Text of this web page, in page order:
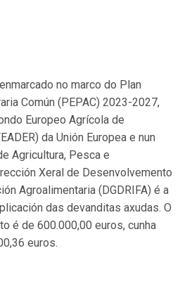
no marco do Plan
Común (PEPAC) 2023-2027,
Europeo Agrícola de
da Unión Europea e nun
Agricultura, Pesca e
Xeral de Desenvolvemento
Agroalimentaria (DGDRIFA) é a
das devanditas axudas. O
é de 600.000,00 euros, cunha
euros.